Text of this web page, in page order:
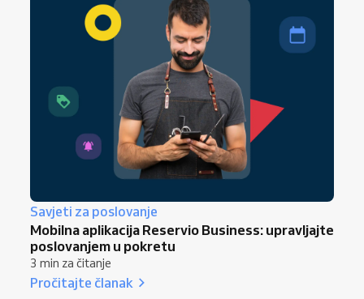
Savjeti za poslovanje
Mobilna aplikacija Reservio Business: upravljajte
poslovanjem u pokretu
3 min za čitanje
Pročitajte članak